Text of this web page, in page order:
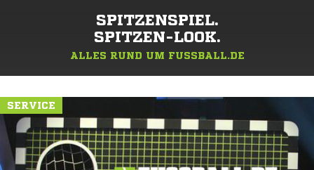
SPITZENSPIEL.
SPITZEN-LOOK.
ALLES RUND UM FUSSBALL.DE
SERVICE